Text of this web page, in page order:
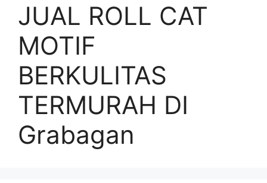
JUAL ROLL CAT
MOTIF
BERKULITAS
TERMURAH DI
Grabagan